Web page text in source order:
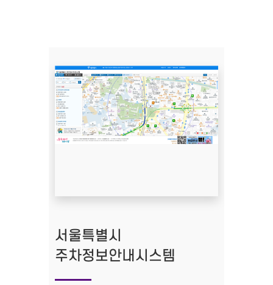
서울특별시
주차정보안내시스템